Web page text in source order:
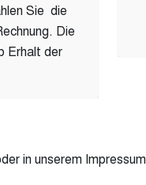
Sie die
Die
Erhalt der
in unserem Impressum